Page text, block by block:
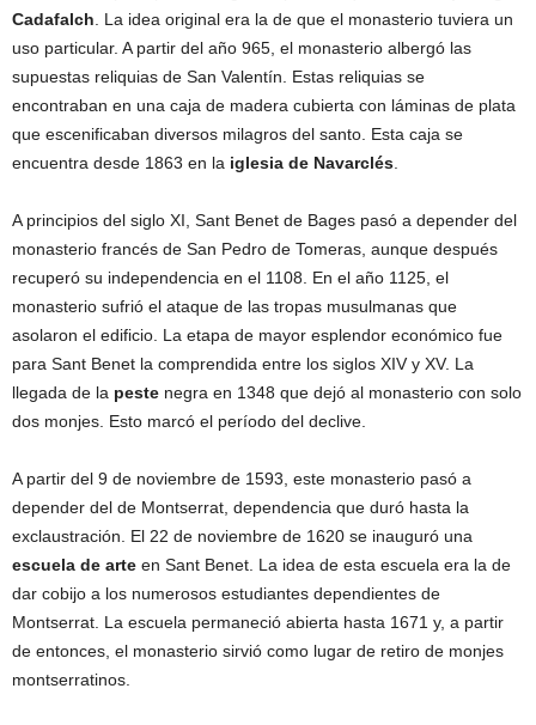
Cadafalch . La idea original era la de que el monasterio tuviera un
uso particular. A partir del año 965, el monasterio albergó las
supuestas reliquias de San Valentín. Estas reliquias se
encontraban en una caja de madera cubierta con láminas de plata
que escenificaban diversos milagros del santo. Esta caja se
encuentra desde 1863 en la iglesia de Navarclés
A principios del siglo XI, Sant Benet de Bages pasó a depender del
monasterio francés de San Pedro de Tomeras, aunque después
recuperó su independencia en el 1108. En el año 1125, el
monasterio sufrió el ataque de las tropas musulmanas que
asolaron el edificio. La etapa de mayor esplendor económico fue
para Sant Benet la comprendida entre los siglos XIV y XV. La
llegada de la peste negra en 1348 que dejó al monasterio con solo
dos monjes. Esto marcó el período del declive.
A partir del 9 de noviembre de 1593, este monasterio pasó a
depender del de Montserrat, dependencia que duró hasta la
exclaustración. El 22 de noviembre de 1620 se inauguró una
escuela de arte en Sant Benet. La idea de esta escuela era la de
dar cobijo a los numerosos estudiantes dependientes de
Montserrat. La escuela permaneció abierta hasta 1671 y, a partir
de entonces, el monasterio sirvió como lugar de retiro de monjes
montserratinos.